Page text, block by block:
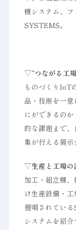
機システム、
SYSTEMS。
▽“つながる工
ものづくりIoT
品・技術を一
にができるの
的な課題まで
集が行える展示
▽生産と工場の
加工・組立機
け生産設備・
提唱されてい
システムを紹介